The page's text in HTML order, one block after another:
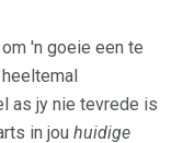
'n goeie een te
as jy nie tevrede is
in jou huidige